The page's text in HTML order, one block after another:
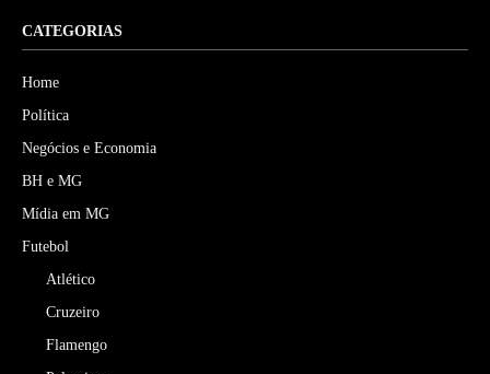
CATEGORIAS
Home
Política
Negócios e Economia
BH e MG
Mídia em MG
Futebol
Atlético
Cruzeiro
Flamengo